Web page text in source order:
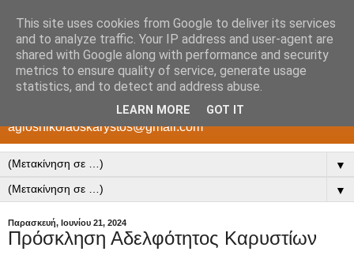
Άγιος Νικόλαος Ενορία
Καρύστου
Ιερός Ναός Αγίου Νικολάου Καρύστου e-mail:
agiosnikolaoskarystos@gmail.com
▼
▼
Παρασκευή, Ιουνίου 21, 2024
Πρόσκληση Αδελφότητος Καρυστίων
This site uses cookies from Google to deliver its services
and to analyze traffic. Your IP address and user-agent are
shared with Google along with performance and security
metrics to ensure quality of service, generate usage
statistics, and to detect and address abuse.
LEARN MORE GOT IT